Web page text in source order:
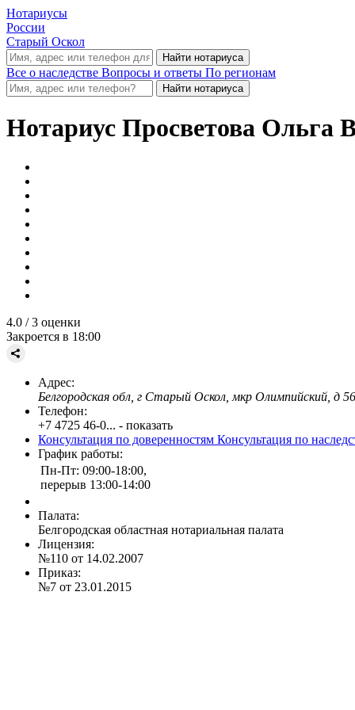
Нотариусы
России
Старый Оскол
Все о наследстве Вопросы и ответы По регионам
Нотариус Просветова Ольга
4.0 / 3 оценки
Закроется в 18:00
Адрес:
Белгородская обл, г Старый Оскол, мкр Олимпийский, д 56
Телефон:
+7 4725 46-0... - показать
Консультация по доверенностям Консультация по
График работы:
Пн-Пт: 09:00-18:00,
перерыв 13:00-14:00
Палата:
Белгородская областная нотариальная палата
Лицензия:
№110 от 14.02.2007
Приказ:
№7 от 23.01.2015